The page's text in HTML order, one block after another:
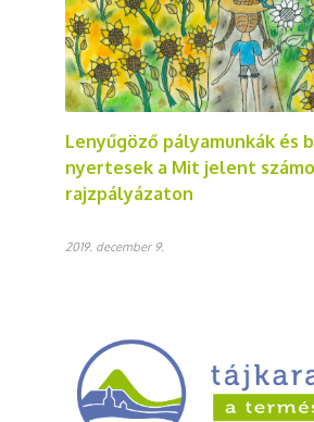
Lenyűgöző pályamunkák és
nyertesek a Mit jelent
rajzpályázaton
2019. december 9.